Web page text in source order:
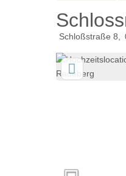
Schloßstraße 8